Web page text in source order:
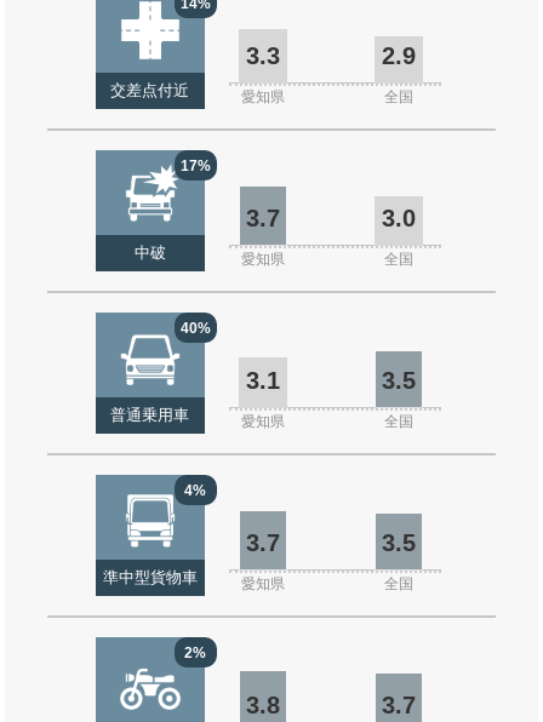
交差点付近
3.3 2.9
愛知県 全国
17%
中破
3.7 3.0
愛知県 全国
40%
普通乗用車
3.1 3.5
愛知県 全国
4%
準中型貨物車
3.7 3.5
愛知県 全国
2%
3.8 3.7